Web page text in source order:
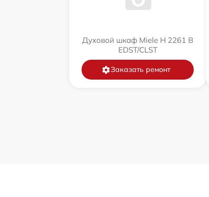
Духовой шкаф Miele H 2261 B
EDST/CLST
Заказать ремонт